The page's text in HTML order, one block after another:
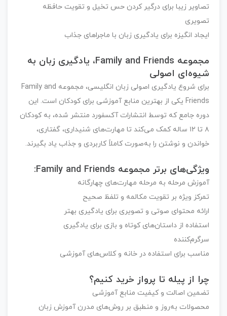
تصاویر زیبا برای درگیر کردن حس تخیل و تقویت حافظه
تصویری
ایجاد انگیزه برای یادگیری زبان با ماجراهای جذاب
مجموعهFamily and Friends، یادگیری زبان به
شیوه‌ای اصولی
برای شروع یادگیری اصولی زبان انگلیسی، مجموعهFamily and
Friendsیکی از بهترین منابع آموزشی برای کودکان است. این
دوره جامع که توسط انتشارات آکسفورد منتشر شده، به کودکان
۸ تا ۱۲ ساله کمک می‌کند تا مهارت‌های شنیداری، گفتاری،
خواندن و نوشتن را به‌صورت کاملاً کاربردی و جذاب یاد بگیرند.
ویژگی‌های برتر مجموعه Family and Friends:
آموزش مرحله به مرحله مهارت‌های چهارگانه
تمرکز ویژه بر تقویت مکالمه و تلفظ صحیح
ارائه محتوای صوتی و تصویری برای یادگیری بهتر
استفاده از داستان‌های کوتاه و بازی برای یادگیری
سرگرم‌کننده
مناسب برای استفاده در خانه و کلاس‌های آموزشی
چرا ازپیله تا پرواز خرید کنیم؟
تضمین اصالت و کیفیت منابع آموزشی
محصولات به‌روز و منطبق بر روش‌های مدرن آموزش زبان